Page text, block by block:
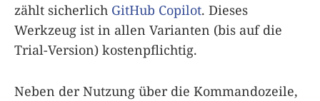
zählt sicherlich GitHub Copilot. Dieses
Werkzeug ist in allen Varianten (bis auf die
Trial-Version) kostenpflichtig.
Neben der Nutzung über die Kommandozeile,